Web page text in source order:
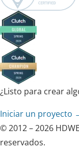
¿Listo para crear
Iniciar un proyecto
© 2012 – 2026
reservados.